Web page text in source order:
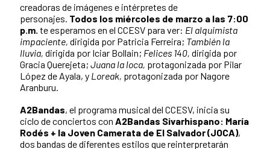
creadoras de imágenes e intérpretes de
personajes. Todos los miércoles de marzo a las 7:00
p.m. te esperamos en el CCESV para ver: El alquimista
impaciente, dirigida por Patricia Ferreira; También la
lluvia, dirigida por Iciar Bollain; Felices 140, dirigida por
Gracia Querejeta; Juana la loca, protagonizada por Pilar
López de Ayala, y Loreak, protagonizada por Nagore
Aranburu.
A2Bandas, el programa musical del CCESV, inicia su
ciclo de conciertos con A2Bandas Sivarhispano: María
Rodés + la Joven Camerata de El Salvador (JOCA),
dos bandas de diferentes estilos que reinterpretarán